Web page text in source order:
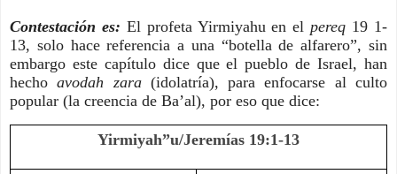
Contestación es: El profeta Yirmiyahu en elpereq 19 1-
13, solo hace referencia a una “botella de alfarero”, sin
embargo este capítulo dice que el pueblo de Israel, han
hecho avodah zara(idolatría), para enfocarse al culto
popular (la creencia de Ba’al), por eso que dice:
Yirmiyah”u/Jeremías 19:1-13